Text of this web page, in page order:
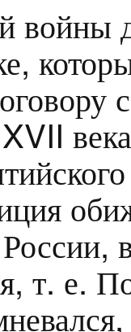
войны
т. е.